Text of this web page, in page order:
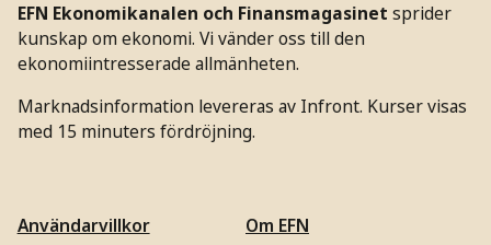
EFN Ekonomikanalen och Finansmagasinet sprider
kunskap om ekonomi. Vi vänder oss till den
ekonomiintresserade allmänheten.
Marknadsinformation levereras av Infront. Kurser visas
med 15 minuters fördröjning.
Användarvillkor
Om EFN